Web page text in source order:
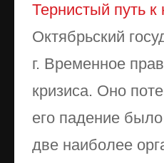
Тернистый путь
Октябрьский
г. Временное
кризиса. Оно
его падение
две наиболее